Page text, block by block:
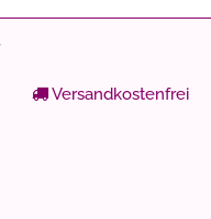
Versandkostenfrei